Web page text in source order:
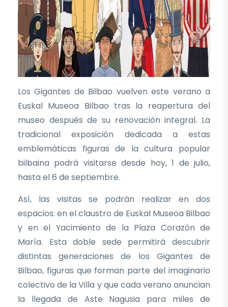
Los Gigantes de Bilbao vuelven este verano a
Euskal Museoa Bilbao tras la reapertura del
museo después de su renovación integral. La
tradicional exposición dedicada a estas
emblemáticas figuras de la cultura popular
bilbaina podrá visitarse desde hoy, 1 de julio,
hasta el 6 de septiembre.
Así, las visitas se podrán realizar en dos
espacios: en el claustro de Euskal Museoa Bilbao
y en el Yacimiento de la Plaza Corazón de
María. Esta doble sede permitirá descubrir
distintas generaciones de los Gigantes de
Bilbao, figuras que forman parte del imaginario
colectivo de la Villa y que cada verano anuncian
la llegada de Aste Nagusia para miles de